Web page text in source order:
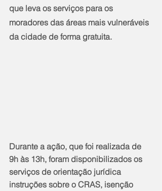
que leva os serviços para os
moradores das áreas mais vulneráveis
da cidade de forma gratuita.
Durante a ação, que foi realizada de
9h às 13h, foram disponibilizados os
serviços de orientação jurídica
instruções sobre o CRAS, isenção